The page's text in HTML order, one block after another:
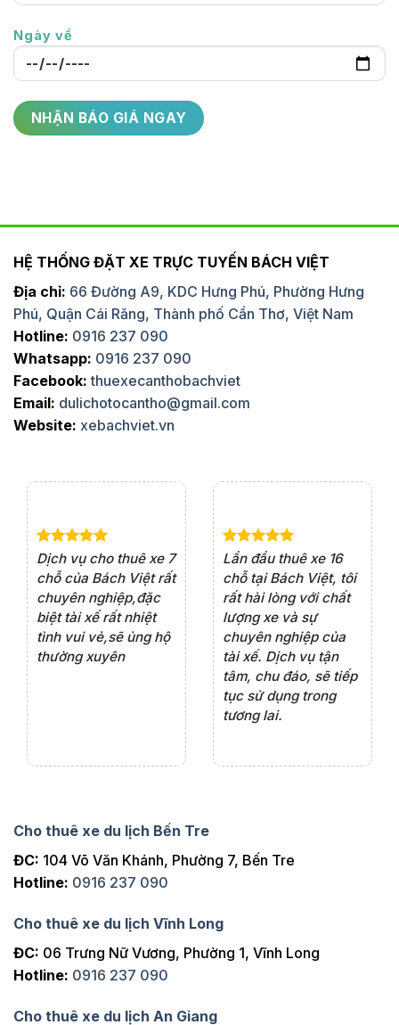
Ngày về
HỆ THỐNG ĐẶT XE TRỰC TUYẾN BÁCH VIỆT
Địa chỉ: 66 Đường A9, KDC Hưng Phú, Phường Hưng
Phú, Quận Cái Răng, Thành phố Cần Thơ, Việt Nam
Hotline: 0916 237 090
Whatsapp: 0916 237 090
Facebook: thuexecanthobachviet
Email: dulichotocantho@gmail.com
Website: xebachviet.vn
Dịch vụ cho thuê xe 7
chỗ của Bách Việt rất
chuyên nghiệp,đặc
biệt tài xế rất nhiệt
tình vui vẻ,sẽ ủng hộ
thường xuyên
Lần đầu thuê xe 16
chỗ tại Bách Việt, tôi
rất hài lòng với chất
lượng xe và sự
chuyên nghiệp của
tài xế. Dịch vụ tận
tâm, chu đáo, sẽ tiếp
tục sử dụng trong
tương lai.
Cho thuê xe du lịch Bến Tre
ĐC: 104 Võ Văn Khánh, Phường 7, Bến Tre
Hotline: 0916 237 090
Cho thuê xe du lịch Vĩnh Long
ĐC: 06 Trưng Nữ Vương, Phường 1, Vĩnh Long
Hotline: 0916 237 090
Cho thuê xe du lịch An Giang